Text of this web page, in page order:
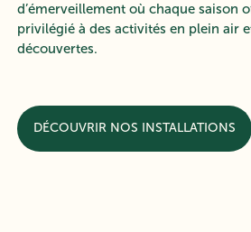
d’émerveillement où chaque saison
privilégié à des activités en plein air
découvertes.
DÉCOUVRIR NOS INSTALLATIONS